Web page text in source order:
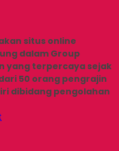
situs online
dalam Group
yang terpercaya sejak
50 orang pengrajin
dibidang pengolahan